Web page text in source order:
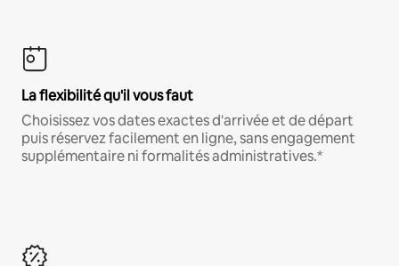
La flexibilité qu'il vous faut
Choisissez vos dates exactes d'arrivée et de départ
puis réservez facilement en ligne, sans engagement
supplémentaire ni formalités administratives.*